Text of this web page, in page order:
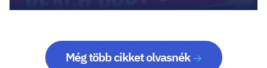
Még több cikket olvasnék